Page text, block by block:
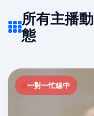
所有主播動
態
一對一忙線中